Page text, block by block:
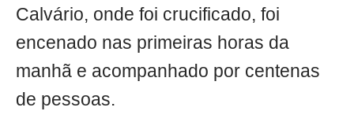
Calvário, onde foi crucificado, foi
encenado nas primeiras horas da
manhã e acompanhado por centenas
de pessoas.